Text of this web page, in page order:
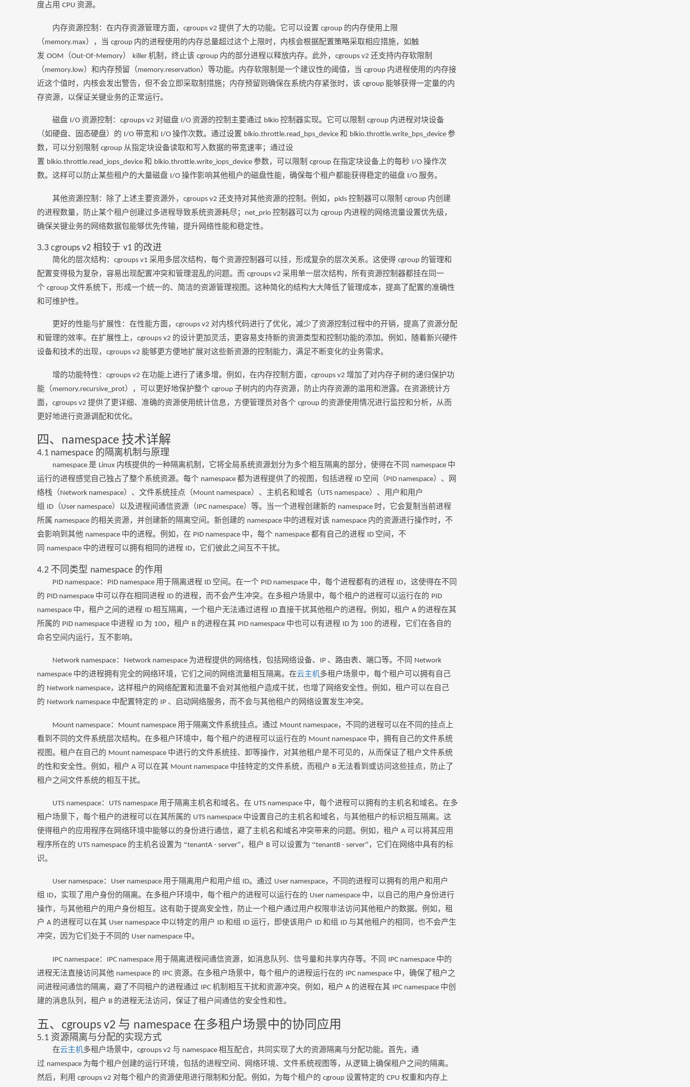
度占用 CPU 资源。
内存资源控制：在内存资源管理方面， cgroups v2 提供了大的功能。它可以设置 cgroup 的内存使用上限
（ memory.max ），当 cgroup 内的进程使用的内存总量超过这个上限时，内核会根据配置策略采取相应措施，如触
发 OOM （Out-Of-Memory） killer 机制，终止该 cgroup 内的部分进程以释放内存。此外， cgroups v2 还支持内存软限制
（ memory.low）和内存预留（ memory.reservation ）等功能。内存软限制是一个建议性的阈值，当 cgroup 内进程使用的内存接
近这个值时，内核会发出警告，但不会立即采取制措施；内存预留则确保在系统内存紧张时，该 cgroup 能够获得一定量的内
存资源，以保证关键业务的正常运行。
磁盘 I/O 资源控制： cgroups v2 对磁盘 I/O 资源的控制主要通过 blkio 控制器实现。它可以限制 cgroup 内进程对块设备
（如硬盘、固态硬盘）的 I/O 带宽和 I/O 操作次数。通过设置 blkio.throttle.read_bps_device 和 blkio.throttle.write_bps_device 参
数，可以分别限制 cgroup 从指定块设备读取和写入数据的带宽速率；通过设
置 blkio.throttle.read_iops_device 和 blkio.throttle.write_iops_device 参数，可以限制 cgroup 在指定块设备上的每秒 I/O 操作次
数。这样可以防止某些租户的大量磁盘 I/O 操作影响其他租户的磁盘性能，确保每个租户都能获得稳定的磁盘 I/O 服务。
其他资源控制：除了上述主要资源外， cgroups v2 还支持对其他资源的控制。例如， pids 控制器可以限制 cgroup 内创建
的进程数量，防止某个租户创建过多进程导致系统资源耗尽； net_prio 控制器可以为 cgroup 内进程的网络流量设置优先级，
确保关键业务的网络数据包能够优先传输，提升网络性能和稳定性。
3.3 cgroups v2 相较于 v1 的改进
简化的层次结构： cgroups v1 采用多层次结构，每个资源控制器可以挂，形成复杂的层次关系。这使得 cgroup 的管理和
配置变得极为复杂，容易出现配置冲突和管理混乱的问题。而 cgroups v2 采用单一层次结构，所有资源控制器都挂在同一
个 cgroup 文件系统下，形成一个统一的、简洁的资源管理视图。这种简化的结构大大降低了管理成本，提高了配置的准确性
和可维护性。
更好的性能与扩展性：在性能方面， cgroups v2 对内核代码进行了优化，减少了资源控制过程中的开销，提高了资源分配
和管理的效率。在扩展性上， cgroups v2 的设计更加灵活，更容易支持新的资源类型和控制功能的添加。例如，随着新兴硬件
设备和技术的出现， cgroups v2 能够更方便地扩展对这些新资源的控制能力，满足不断变化的业务需求。
增的功能特性： cgroups v2 在功能上进行了诸多增。例如，在内存控制方面， cgroups v2 增加了对内存子树的递归保护功
能（ memory.recursive_prot），可以更好地保护整个 cgroup 子树内的内存资源，防止内存资源的滥用和泄露。在资源统计方
面， cgroups v2 提供了更详细、准确的资源使用统计信息，方便管理员对各个 cgroup 的资源使用情况进行监控和分析，从而
更好地进行资源调配和优化。
四、 namespace 技术详解
4.1 namespace 的隔离机制与原理
namespace 是 Linux 内核提供的一种隔离机制，它将全局系统资源划分为多个相互隔离的部分，使得在不同 namespace 中
运行的进程感觉自己独占了整个系统资源。每个 namespace 都为进程提供了的视图，包括进程 ID 空间（ PID namespace）、网
络栈（ Network namespace）、文件系统挂点（ Mount namespace）、主机名和域名（ UTS namespace）、用户和用户
组 ID （ User namespace）以及进程间通信资源（ IPC namespace）等。当一个进程创建新的 namespace 时，它会复制当前进程
所属 namespace 的相关资源，并创建新的隔离空间。新创建的 namespace 中的进程对该 namespace 内的资源进行操作时，不
会影响到其他 namespace 中的进程。例如，在 PID namespace 中，每个 namespace 都有自己的进程 ID 空间，不
同 namespace 中的进程可以拥有相同的进程 ID，它们彼此之间互不干扰。
4.2 不同类型 namespace 的作用
PID namespace： PID namespace 用于隔离进程 ID 空间。在一个 PID namespace 中，每个进程都有的进程 ID，这使得在不同
的 PID namespace 中可以存在相同进程 ID 的进程，而不会产生冲突。在多租户场景中，每个租户的进程可以运行在的 PID
namespace 中，租户之间的进程 ID 相互隔离，一个租户无法通过进程 ID 直接干扰其他租户的进程。例如，租户 A 的进程在其
所属的 PID namespace 中进程 ID 为 100，租户 B 的进程在其 PID namespace 中也可以有进程 ID 为 100 的进程，它们在各自的
命名空间内运行，互不影响。
Network namespace： Network namespace 为进程提供的网络栈，包括网络设备、 IP 、路由表、端口等。不同 Network
namespace 中的进程拥有完全的网络环境，它们之间的网络流量相互隔离。在云主机多租户场景中，每个租户可以拥有自己
的 Network namespace，这样租户的网络配置和流量不会对其他租户造成干扰，也增了网络安全性。例如，租户可以在自己
的 Network namespace 中配置特定的 IP 、启动网络服务，而不会与其他租户的网络设置发生冲突。
Mount namespace： Mount namespace 用于隔离文件系统挂点。通过 Mount namespace，不同的进程可以在不同的挂点上
看到不同的文件系统层次结构。在多租户环境中，每个租户的进程可以运行在的 Mount namespace 中，拥有自己的文件系统
视图。租户在自己的 Mount namespace 中进行的文件系统挂、卸等操作，对其他租户是不可见的，从而保证了租户文件系统
的性和安全性。例如，租户 A 可以在其 Mount namespace 中挂特定的文件系统，而租户 B 无法看到或访问这些挂点，防止了
租户之间文件系统的相互干扰。
UTS namespace： UTS namespace 用于隔离主机名和域名。在 UTS namespace 中，每个进程可以拥有的主机名和域名。在多
租户场景下，每个租户的进程可以在其所属的 UTS namespace 中设置自己的主机名和域名，与其他租户的标识相互隔离。这
使得租户的应用程序在网络环境中能够以的身份进行通信，避了主机名和域名冲突带来的问题。例如，租户 A 可以将其应用
程序所在的 UTS namespace 的主机名设置为 “tenantA - server”，租户 B 可以设置为 “tenantB - server”，它们在网络中具有的标
识。
User namespace： User namespace 用于隔离用户和用户组 ID。通过 User namespace，不同的进程可以拥有的用户和用户
组 ID，实现了用户身份的隔离。在多租户环境中，每个租户的进程可以运行在的 User namespace 中，以自己的用户身份进行
操作，与其他租户的用户身份相互。这有助于提高安全性，防止一个租户通过用户权限非法访问其他租户的数据。例如，租
户 A 的进程可以在其 User namespace 中以特定的用户 ID 和组 ID 运行，即使该用户 ID 和组 ID 与其他租户的相同，也不会产生
冲突，因为它们处于不同的 User namespace 中。
IPC namespace： IPC namespace 用于隔离进程间通信资源，如消息队列、信号量和共享内存等。不同 IPC namespace 中的
进程无法直接访问其他 namespace 的 IPC 资源。在多租户场景中，每个租户的进程运行在的 IPC namespace 中，确保了租户之
间进程间通信的隔离，避了不同租户的进程通过 IPC 机制相互干扰和资源冲突。例如，租户 A 的进程在其 IPC namespace 中创
建的消息队列，租户 B 的进程无法访问，保证了租户间通信的安全性和性。
五、 cgroups v2 与 namespace 在多租户场景中的协同应用
5.1 资源隔离与分配的实现方式
在云主机多租户场景中， cgroups v2 与 namespace 相互配合，共同实现了大的资源隔离与分配功能。首先，通
过 namespace 为每个租户创建的运行环境，包括的进程空间、网络环境、文件系统视图等，从逻辑上确保租户之间的隔离。
然后，利用 cgroups v2 对每个租户的资源使用进行限制和分配。例如，为每个租户的 cgroup 设置特定的 CPU 权重和内存上